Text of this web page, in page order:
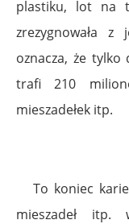
plastiku, lot na
zrezygnowała z
oznacza, że
trafi 210
mieszadełek itp.
To koniec
mieszadeł itp.